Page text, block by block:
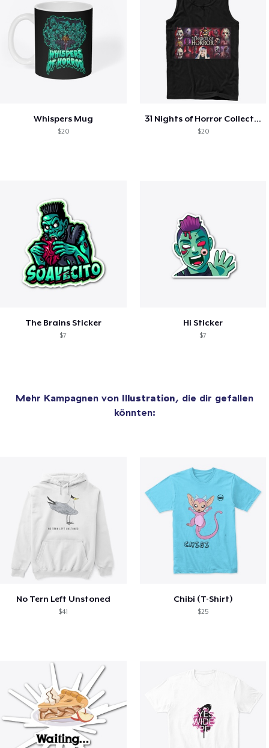
Whispers Mug
$20
31 Nights of Horror Collection
$20
The Brains Sticker
$7
Hi Sticker
$7
Mehr Kampagnen von Illustration, die dir gefallen
könnten:
No Tern Left Unstoned
$41
Chibi (T-Shirt)
$25